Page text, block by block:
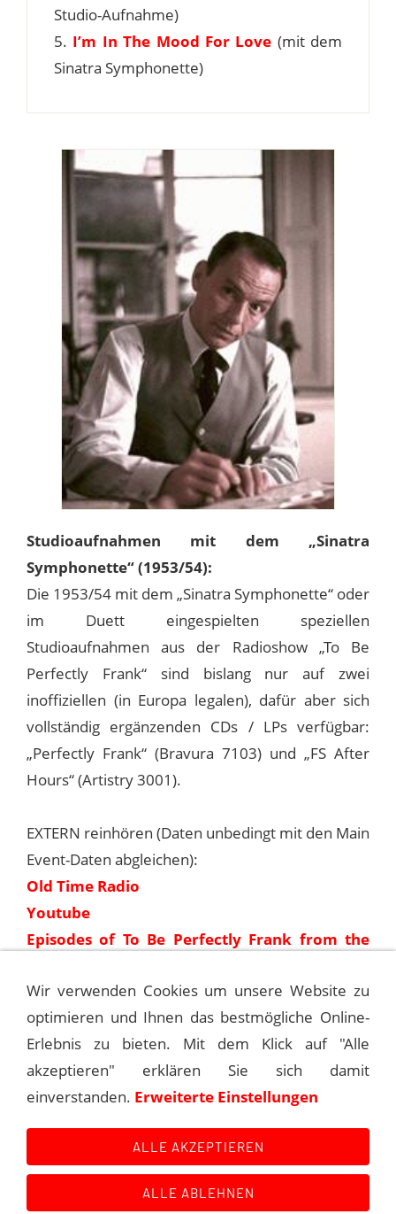
Studio-Aufnahme)
5. I’m In The Mood For Love (mit dem
Sinatra Symphonette)
Studioaufnahmen mit dem „Sinatra
Symphonette“ (1953/54):
Die 1953/54 mit dem „Sinatra Symphonette“ oder
im Duett eingespielten speziellen
Studioaufnahmen aus der Radioshow „To Be
Perfectly Frank“ sind bislang nur auf zwei
inoffiziellen (in Europa legalen), dafür aber sich
vollständig ergänzenden CDs / LPs verfügbar:
„Perfectly Frank“ (Bravura 7103) und „FS After
Hours“ (Artistry 3001).
EXTERN reinhören (Daten unbedingt mit den Main
Event-Daten abgleichen):
Old Time Radio
Youtube
Episodes of To Be Perfectly Frank from the
1954-01-05 TO BE PERFECTLY FRANK
(AFRTVS #15)
Main Event History
Wir verwenden Cookies um unsere Website zu
optimieren und Ihnen das bestmögliche Online-
Erlebnis zu bieten. Mit dem Klick auf "Alle
akzeptieren" erklären Sie sich damit
einverstanden. Erweiterte Einstellungen
ALLE AKZEPTIEREN
ALLE ABLEHNEN